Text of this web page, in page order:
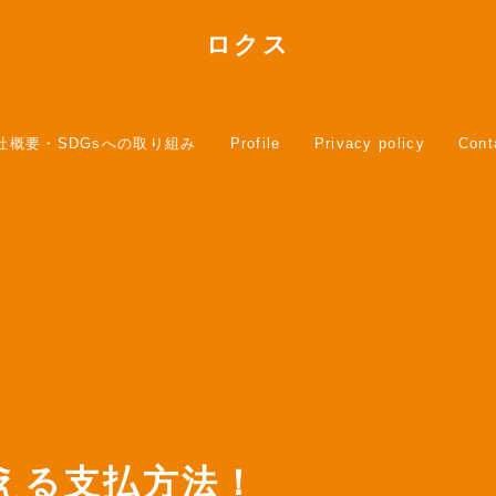
ロクス
概要・SDGsへの取り組み Profile Privacy policy
支払方法！